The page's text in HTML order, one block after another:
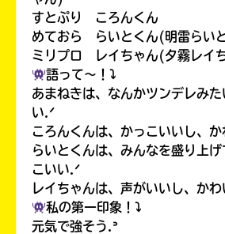
すとぷり ころんくん
めておら らいとくん(明雷らい
ミリプロ レイちゃん(夕霧レイ
語って〜！⤵︎
あまねきは、なんかツンデレみた
い.ᐟ
ころんくんは、かっこいいし、か
らいとくんは、みんなを盛り上げ
こいい.ᐟ
レイちゃんは、声がいいし、か
私の第一印象！⤵︎
元気で強そう.ᐣ